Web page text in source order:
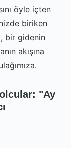
öyle içten
biriken
bir gidenin
akışına
"Ay